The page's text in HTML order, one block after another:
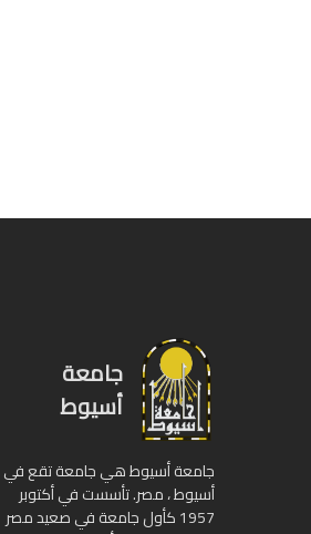
جامعة
أسيوط
جامعة أسيوط هي جامعة تقع في
أسيوط ، مصر. تأسست في أكتوبر
1957 كأول جامعة في صعيد مصر